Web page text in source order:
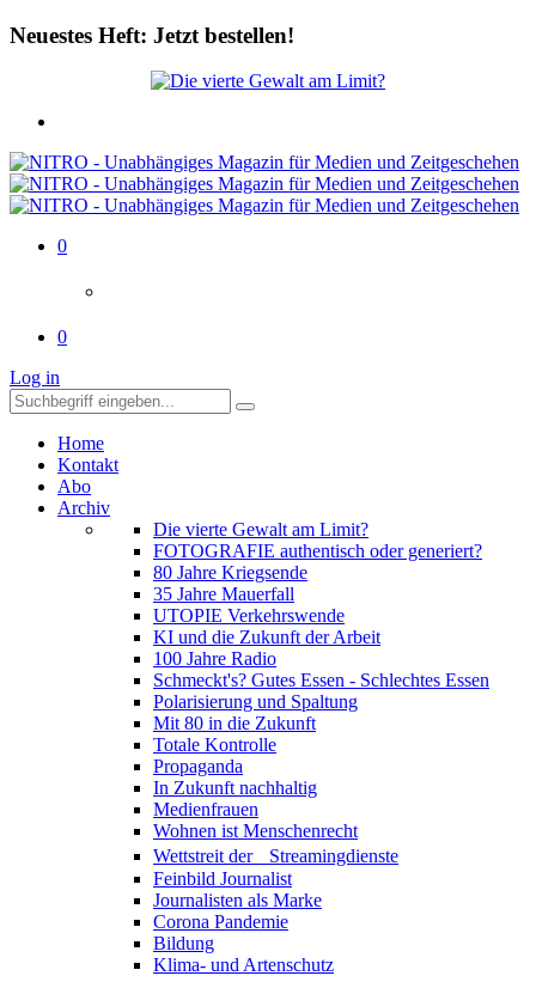
Neuestes Heft: Jetzt bestellen!
0
0
Log in
Home
Kontakt
Abo
Archiv
Die vierte Gewalt am Limit?
FOTOGRAFIE authentisch oder generiert?
80 Jahre Kriegsende
35 Jahre Mauerfall
UTOPIE Verkehrswende
KI und die Zukunft der Arbeit
100 Jahre Radio
Schmeckt's? Gutes Essen - Schlechtes Essen
Polarisierung und Spaltung
Mit 80 in die Zukunft
Totale Kontrolle
Propaganda
In Zukunft nachhaltig
Medienfrauen
Wohnen ist Menschenrecht
Wettstreit der Streamingdienste
Feinbild Journalist
Journalisten als Marke
Corona Pandemie
Bildung
Klima- und Artenschutz